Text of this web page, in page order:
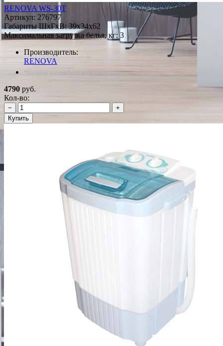
RENOVA WS-30T
Артикул: 276797
Габариты ШxГxВ: 39x34x62
Максимальная загрузка белья, кг: 3
Производитель:
RENOVA
*Наличие уточняйте у менеджера
4790 руб.
Кол-во:
−
+
Купить